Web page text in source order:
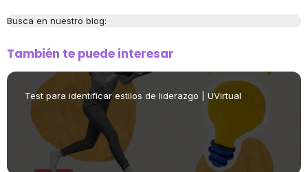
Busca en nuestro blog:
También te puede interesar
Test para identificar estilos de liderazgo | UVirtual